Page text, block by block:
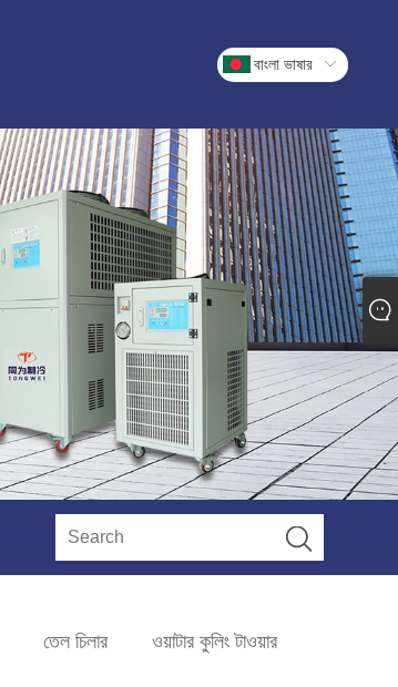
বাংলা ভাষার
তেল চিলার ওয়াটার কুলিং টাওয়ার